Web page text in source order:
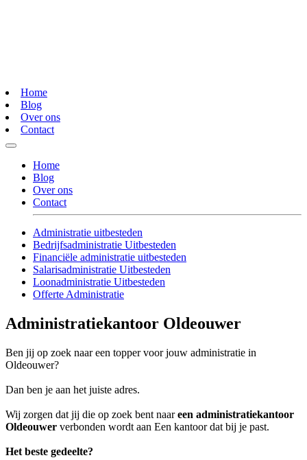
Home
Blog
Over ons
Contact
Home
Blog
Over ons
Contact
Administratie uitbesteden
Bedrijfsadministratie Uitbesteden
Financiële administratie uitbesteden
Salarisadministratie Uitbesteden
Loonadministratie Uitbesteden
Offerte Administratie
Administratiekantoor Oldeouwer
Ben jij op zoek naar een topper voor jouw administratie in
Oldeouwer?
Dan ben je aan het juiste adres.
Wij zorgen dat jij die op zoek bent naareen administratiekantoor
Oldeouwer verbonden wordt aan Een kantoor dat bij je past.
Het beste gedeelte?